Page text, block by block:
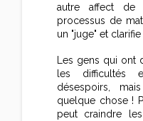
autre affect de
processus de
un "juge" et clarifie
Les gens qui ont
les difficultés
désespoirs,
quelque chose !
peut craindre